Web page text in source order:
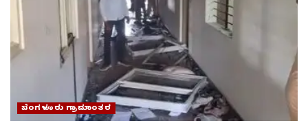
ಬೆಂಗಳೂರು ಗ್ರಾಮಾಂತರ